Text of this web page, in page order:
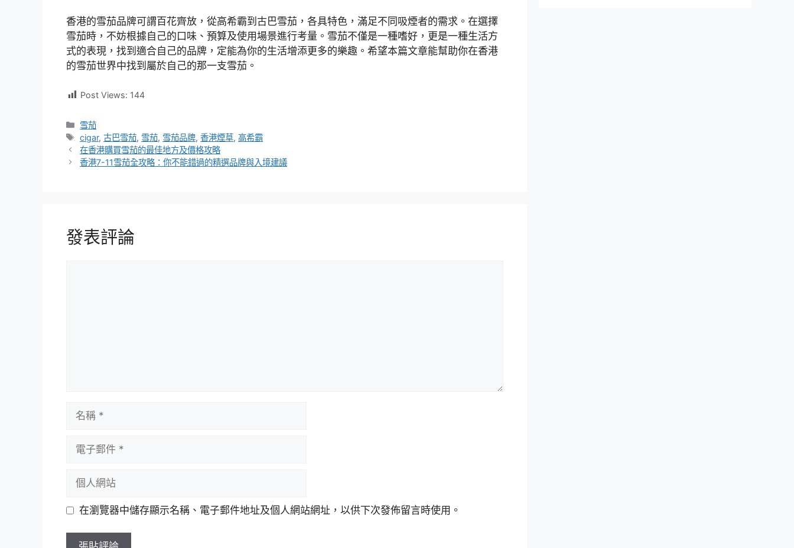
香港的雪茄品牌可謂百花齊放，從高希霸到古巴雪茄，各具特色，滿足不同吸煙者的需求。在選擇
雪茄時，不妨根據自己的口味、預算及使用場景進行考量。雪茄不僅是一種嗜好，更是一種生活方
式的表現，找到適合自己的品牌，定能為你的生活增添更多的樂趣。希望本篇文章能幫助你在香港
的雪茄世界中找到屬於自己的那一支雪茄。
Post Views: 144
分
類
雪茄
標
籤
cigar,古巴雪茄, 雪茄, 雪茄品牌,香港煙草,高希霸
在香港購買雪茄的最佳地方及價格攻略
香港7-11雪茄全攻略：你不能錯過的精選品牌與入境建議
發表評論
網 在瀏覽器中儲存顯示名稱、電子郵件地址及個人網站網址，以供下次發佈留言時使用。